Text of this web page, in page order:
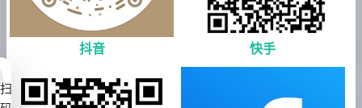
抖音 快手
扫